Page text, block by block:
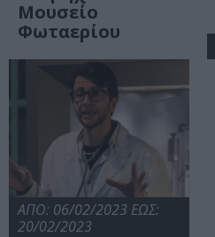
Μουσείο
Φωταερίου
ΑΠΟ: 06/02/2023 ΕΩΣ:
20/02/2023